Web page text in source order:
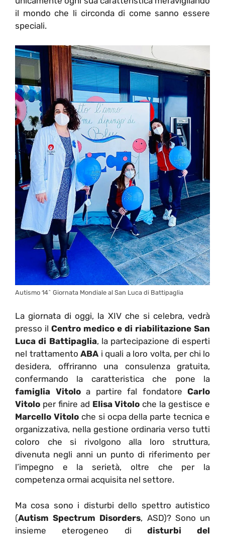
il mondo che li circonda di come sanno essere
speciali.
Autismo 14^ Giornata Mondiale al San Luca di Battipaglia
La giornata di oggi, la XIV che si celebra, vedrà
presso il Centro medico e di riabilitazione San
Luca di Battipaglia, la partecipazione di esperti
nel trattamento ABA i quali a loro volta, per chi lo
desidera, offriranno una consulenza gratuita,
confermando la caratteristica che pone la
famiglia Vitoloa partire fal fondatore Carlo
Vitolo per finire ad Elisa Vitolo che la gestisce e
Marcello Vitoloche si ocpa della parte tecnica e
organizzativa, nella gestione ordinaria verso tutti
coloro che si rivolgono alla loro struttura,
divenuta negli anni un punto di riferimento per
l’impegno e la serietà, oltre che per la
competenza ormai acquisita nel settore.
Ma cosa sono i disturbi dello spettro autistico
(Autism Spectrum Disorders, ASD)? Sono un
insieme eterogeneo di disturbi del